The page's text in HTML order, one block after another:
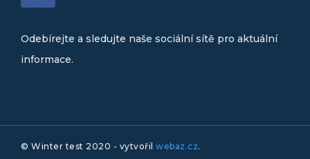
Odebírejte a sledujte naše sociální sítě pro aktuální
informace.
© Winter test 2020 - vytvořil webaz.cz.